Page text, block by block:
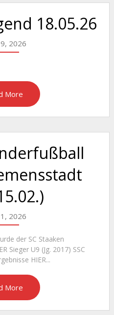
18.05.26
2026
More
2026
der SC Staaken
Sieger U9 (Jg. 2017) SSC
HIER...
More